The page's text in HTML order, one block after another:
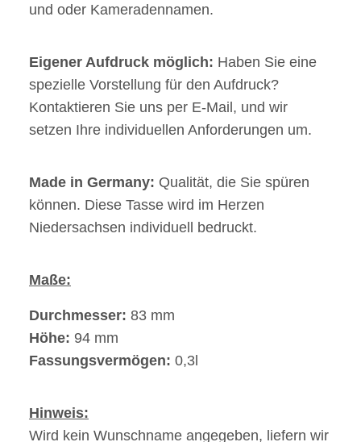
und oder Kameradennamen.
Eigener Aufdruck möglich: Haben Sie eine
spezielle Vorstellung für den Aufdruck?
Kontaktieren Sie uns per E-Mail, und wir
setzen Ihre individuellen Anforderungen um.
Made in Germany: Qualität, die Sie spüren
können. Diese Tasse wird im Herzen
Niedersachsen individuell bedruckt.
Maße:
Durchmesser: 83 mm
Höhe: 94 mm
Fassungsvermögen: 0,3l
Hinweis:
Wird kein Wunschname angegeben, liefern wir